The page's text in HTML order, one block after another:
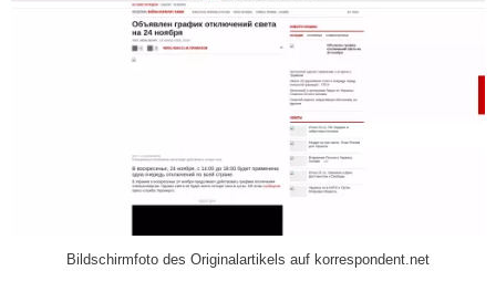
Bildschirmfoto des Originalartikels auf korrespondent.net